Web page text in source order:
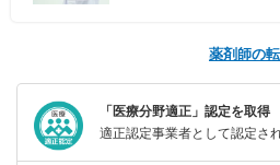
薬剤師の
「医療分野適正」認定を取得
適正認定事業者として認定さ